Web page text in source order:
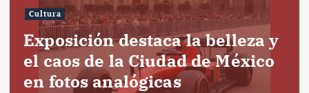
Cultura
Exposición destaca la belleza y
el caos de la Ciudad de México
en fotos analógicas